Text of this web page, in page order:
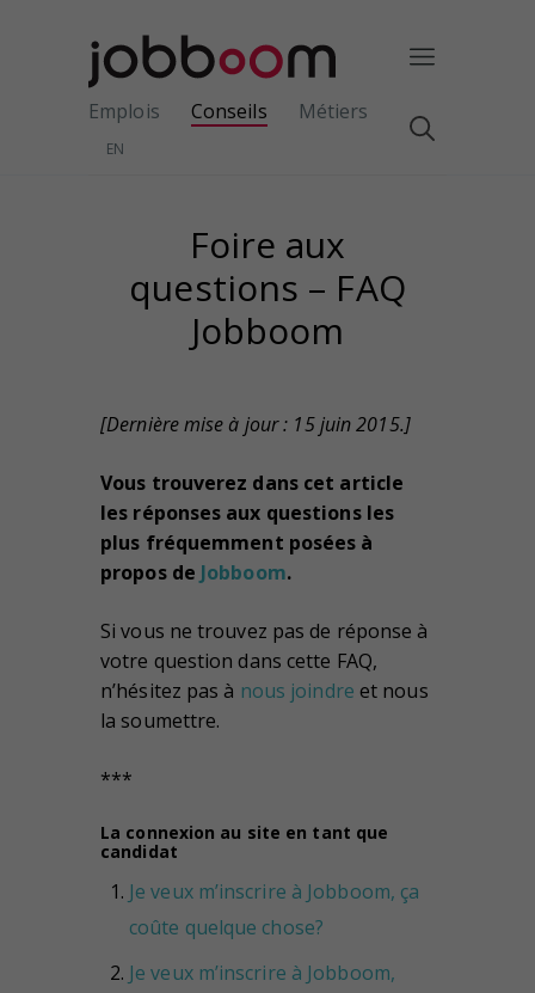
Emplois Conseils Métiers
EN
Foire aux
questions – FAQ
Jobboom
[Dernière mise à jour : 15 juin 2015.]
Vous trouverez dans cet article
les réponses aux questions les
plus fréquemment posées à
propos de Jobboom.
Si vous ne trouvez pas de réponse à
votre question dans cette FAQ,
n’hésitez pas à nous joindre et nous
la soumettre.
***
La connexion au site en tant que
candidat
Je veux m’inscrire à Jobboom, ça
coûte quelque chose?
Je veux m’inscrire à Jobboom,